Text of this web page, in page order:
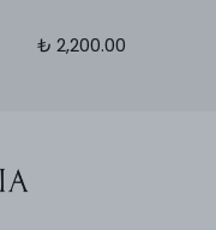
₺ 2,200.00